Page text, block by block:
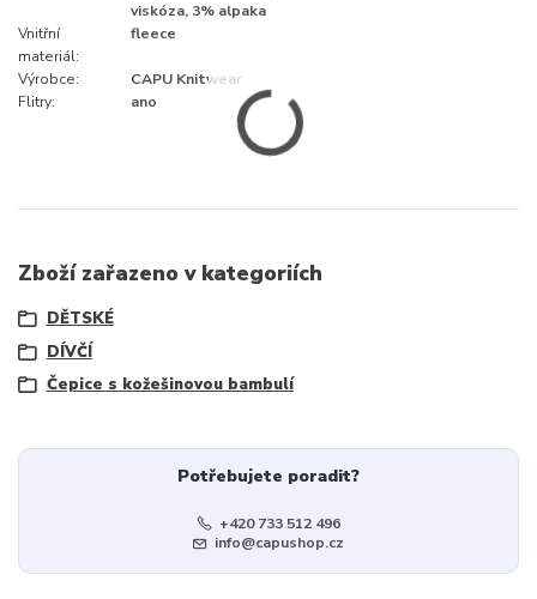
viskóza, 3% alpaka
Vnitřní
materiál:
fleece
Výrobce:
CAPU Knitwear
Flitry:
ano
Zboží zařazeno v kategoriích
DĚTSKÉ
DÍVČÍ
Čepice s kožešinovou bambulí
Potřebujete poradit?
+420 733 512 496
info@capushop.cz